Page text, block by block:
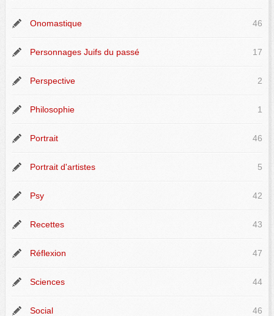
Onomastique 46
Personnages Juifs du passé 17
Perspective 2
Philosophie 1
Portrait 46
Portrait d'artistes 5
Psy 42
Recettes 43
Réflexion 47
Sciences 44
Social 46